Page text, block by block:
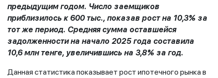
предыдущим годом. Число заемщиков
приблизилось к 600 тыс., показав рост на 10,3% за
тот же период. Средняя сумма оставшейся
задолженности на начало 2025 года составила
10,6 млн тенге, увеличившись на 3,8% за год.
Данная статистика показывает рост ипотечного рынка в